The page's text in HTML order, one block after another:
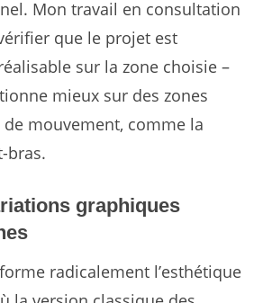
Mon travail en consultation
que le projet est
sur la zone choisie –
mieux sur des zones
de mouvement, comme la
bras.
graphiques
radicalement l’esthétique